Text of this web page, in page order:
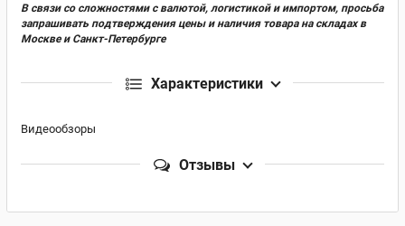
В связи со сложностями с валютой, логистикой и импортом, просьба
запрашивать подтверждения цены и наличия товара на складах в
Москве и Санкт-Петербурге
Характеристики
Видеообзоры
Отзывы